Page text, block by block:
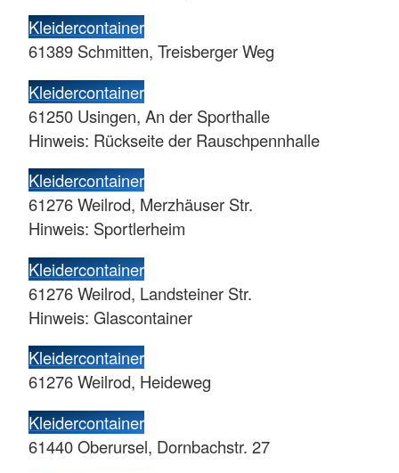
Kleidercontainer
61389 Schmitten, Treisberger Weg
Kleidercontainer
61250 Usingen, An der Sporthalle
Hinweis: Rückseite der Rauschpennhalle
Kleidercontainer
61276 Weilrod, Merzhäuser Str.
Hinweis: Sportlerheim
Kleidercontainer
61276 Weilrod, Landsteiner Str.
Hinweis: Glascontainer
Kleidercontainer
61276 Weilrod, Heideweg
Kleidercontainer
61440 Oberursel, Dornbachstr. 27